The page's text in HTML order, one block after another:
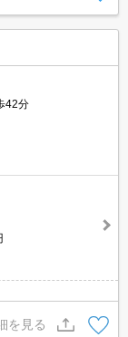
42分
を見る